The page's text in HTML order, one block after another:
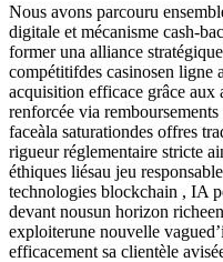
Nous avons parcouru
digitale et mécanisme
former una alliance
compétitifdes casinos​en ligne
acquisition efficace grâce aux
renforcée via
faceàla saturationdes offres
rigueur réglementaire stricte
éthiques liésau jeu
technologies blockchain , IA
devant nousun horizon
exploiterune nouvelle
efficacement sa clientèle